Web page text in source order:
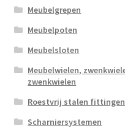
Meubelgrepen
Meubelpoten
Meubelsloten
Meubelwielen,
zwenkwielen
Roestvrij stalen fittingen
Scharniersystemen